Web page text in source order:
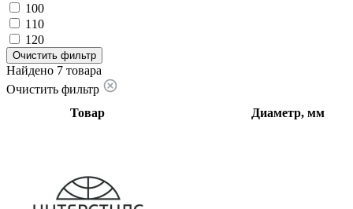
100
110
120
Очистить фильтр
Найдено 7 товара
Очистить фильтр
Товар
Диаметр, мм